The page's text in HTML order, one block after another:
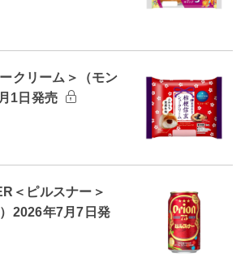
クリーム＞（モン
1日発売
＜ピルスナー＞
2026年7月7日発